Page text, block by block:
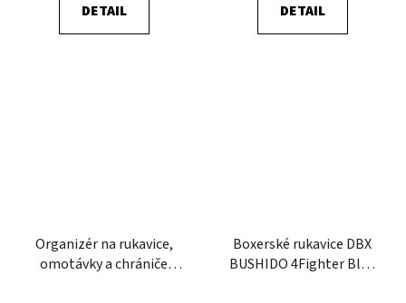
DETAIL DETAIL
Organizér na rukavice,
omotávky a chrániče
Boxerské rukavice DBX
BUSHIDO 4Fighter Blue